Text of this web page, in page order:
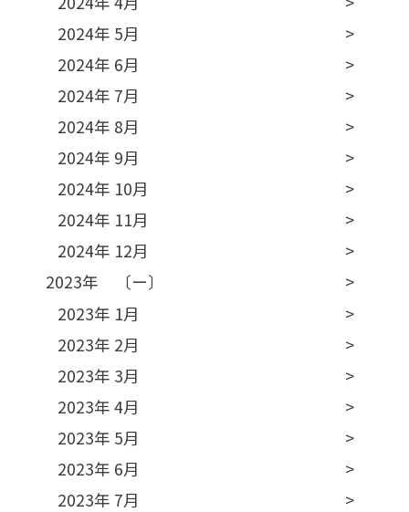
2024年 5月
2024年 6月
2024年 7月
2024年 8月
2024年 9月
2024年 10月
2024年 11月
2024年 12月
2023年 〔ー〕
2023年 1月
2023年 2月
2023年 3月
2023年 4月
2023年 5月
2023年 6月
2023年 7月